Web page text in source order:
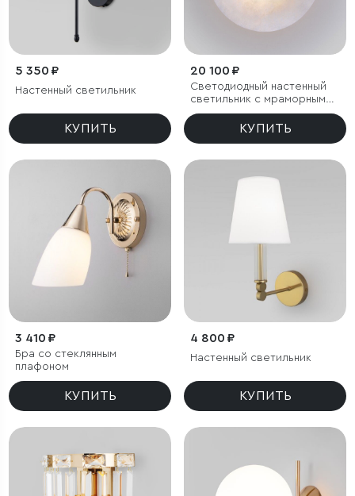
5 350 ₽
Настенный светильник
КУПИТЬ
20 100 ₽
Светодиодный настенный
светильник с мраморным
рассеивателем
КУПИТЬ
3 410 ₽
Бра со стеклянным
плафоном
КУПИТЬ
4 800 ₽
Настенный светильник
КУПИТЬ